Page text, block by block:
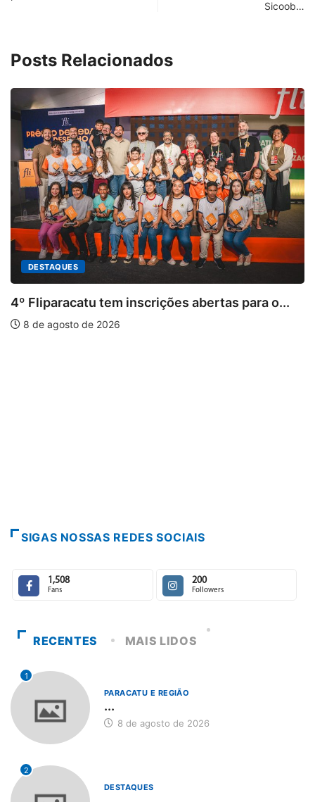
Sicoob…
Posts Relacionados
inscrições abertas para o...
SIGAS NOSSAS REDES SOCIAIS
1,508
Fans
200
Followers
RECENTES MAIS LIDOS
1
PARACATU E REGIÃO
...
8 de agosto de 2026
2
DESTAQUES